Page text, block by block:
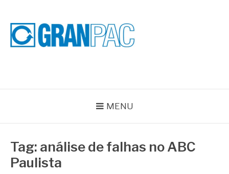
conteúdo
MENU
Tag: análise de falhas no ABC
Paulista